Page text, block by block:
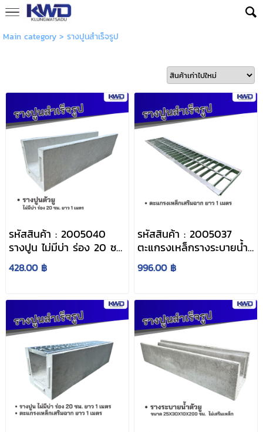
Main category> รางปูนสำเร็จรูป
รหัสสินค้า : 2005040
รางปูน ไม่มีบ่า ร่อง 20 ซม.
ยาว 1 เมตร
428.00 ฿
รหัสสินค้า : 2005037
ตะแกรงเหล็กรางระบายน้ำ
มีฉาก ใช้กับรางปูนตัวยู 20
ซม.
996.00 ฿